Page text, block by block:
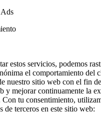
estos servicios, podemos
el comportamiento del
nuestro sitio web con el fin
y mejorar continuamente la
Con tu consentimiento,
de terceros en este sitio web: